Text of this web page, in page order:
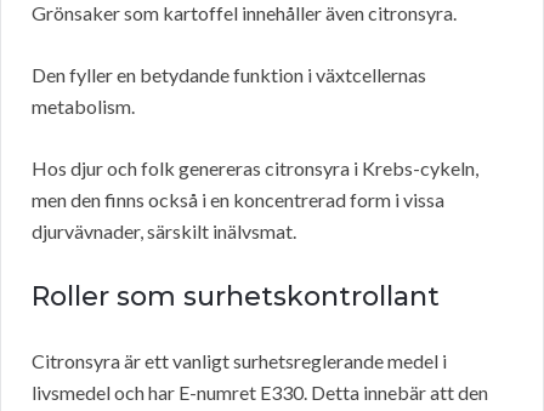
Grönsaker som kartoffel innehåller även citronsyra.
Den fyller en betydande funktion i växtcellernas
metabolism.
Hos djur och folk genereras citronsyra i Krebs-cykeln,
men den finns också i en koncentrerad form i vissa
djurvävnader, särskilt inälvsmat.
Roller som surhetskontrollant
Citronsyra är ett vanligt surhetsreglerande medel i
livsmedel och har E-numret E330. Detta innebär att den